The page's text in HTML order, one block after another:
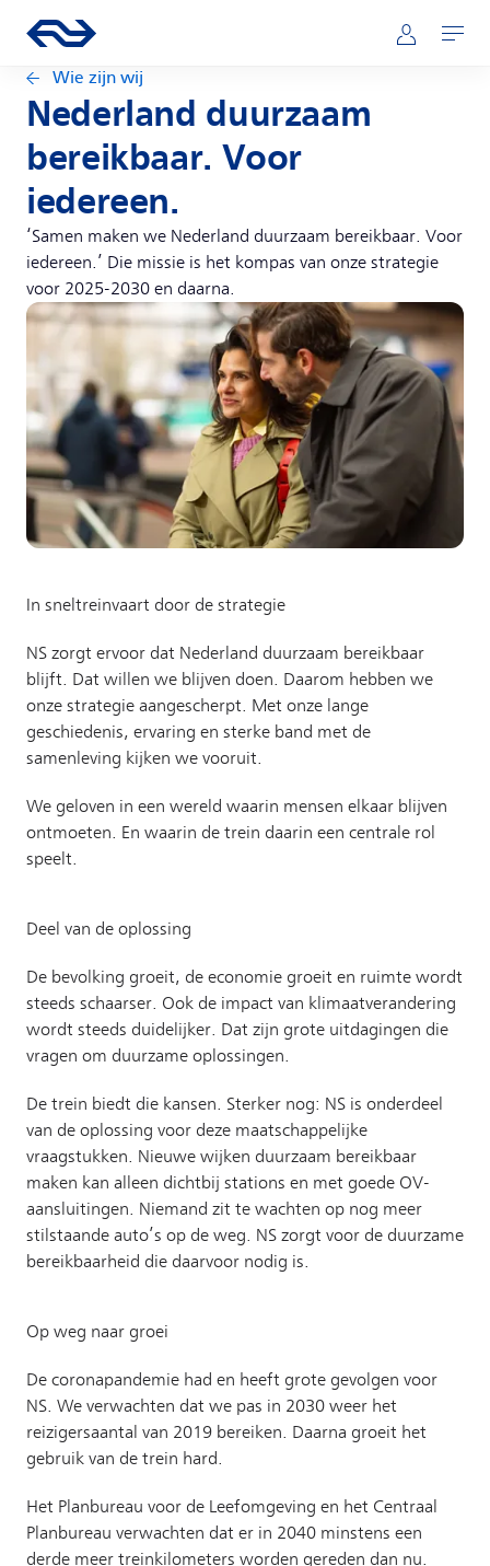
Hoofdnavigatie
Ga naar de homepage van ns.nl Mijn NS
Openen
Wie zijn wij
Nederland duurzaam
bereikbaar. Voor
iedereen.
‘Samen maken we Nederland duurzaam bereikbaar. Voor
iedereen.’ Die missie is het kompas van onze strategie
voor 2025-2030 en daarna.